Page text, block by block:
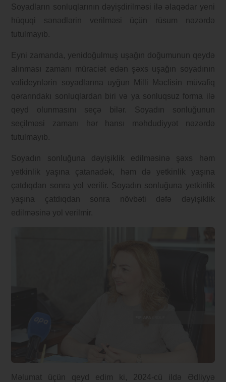
Soyadların sonluqlarının dəyişdirilməsi ilə əlaqədar yeni
hüquqi sənədlərin verilməsi üçün rüsum nəzərdə
tutulmayıb.
Eyni zamanda, yenidoğulmuş uşağın doğumunun qeydə
alınması zamanı müraciət edən şəxs uşağın soyadının
valideynlərin soyadlarına uyğun Milli Məclisin müvafiq
qərarındakı sonluqlardan biri və ya sonluqsuz forma ilə
qeyd olunmasını seçə bilər. Soyadın sonluğunun
seçilməsi zamanı hər hansı məhdudiyyət nəzərdə
tutulmayıb.
Soyadın sonluğuna dəyişiklik edilməsinə şəxs həm
yetkinlik yaşına çatanadək, həm də yetkinlik yaşına
çatdıqdan sonra yol verilir. Soyadın sonluğuna yetkinlik
yaşına çatdıqdan sonra növbəti dəfə dəyişiklik
edilməsinə yol verilmir.
Məlumat üçün qeyd edim ki, 2024-cü ildə Ədliyyə